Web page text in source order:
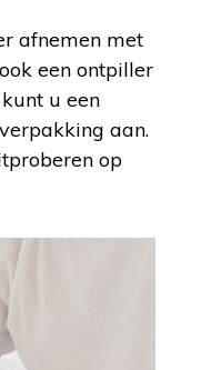
afnemen met
een ontpiller
u een
aan.
op